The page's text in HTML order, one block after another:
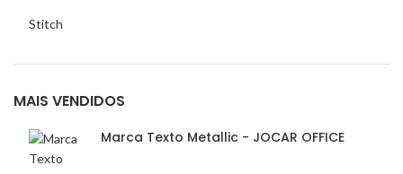
Stitch
MAIS VENDIDOS
Marca Texto Metallic - JOCAR OFFICE